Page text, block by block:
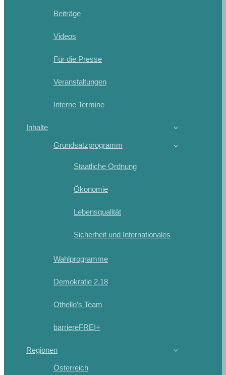
Beiträge
Videos
Für die Presse
Veranstaltungen
Interne Termine
Inhalte
Grundsatzprogramm
Staatliche Ordnung
Ökonomie
Lebensqualität
Sicherheit und Internationales
Wahlprogramme
Demokratie 2.18
Othello’s Team
barriereFREI+
Regionen
Österreich